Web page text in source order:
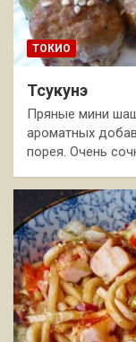
ТОКИО
Тсукунэ
Пряные мини
ароматных
порея. Очень